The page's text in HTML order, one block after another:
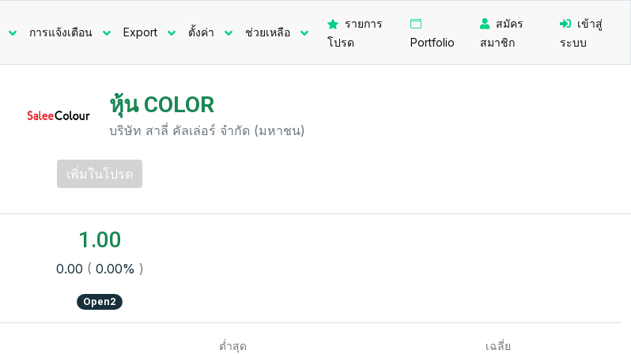
การแจ้งเตือน Export ตั้งค่า ช่วยเหลือ
รายการ
โปรด
Portfolio
สมัคร
สมาชิก
เข้าสู่
ระบบ
หุ้น COLOR
บริษัท สาลี่ คัลเล่อร์ จำกัด (มหาชน)
เพิ่มในโปรด
1.00
0.00 ( 0.00% )
Open2
ต่ำสุด เฉลี่ย